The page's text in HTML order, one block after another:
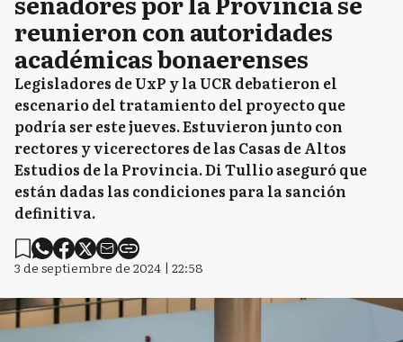
reunieron con autoridades
académicas bonaerenses
Legisladores de UxP y la UCR debatieron el
escenario del tratamiento del proyecto que
podría ser este jueves. Estuvieron junto con
rectores y vicerectores de las Casas de Altos
Estudios de la Provincia. Di Tullio aseguró que
están dadas las condiciones para la sanción
definitiva.
3 de septiembre de 2024 | 22:58